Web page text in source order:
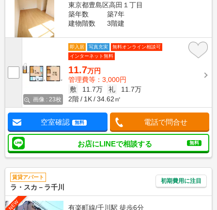
東京都豊島区高田１丁目
築年数
築7年
建物階数
3階建
画像 : 23枚
即入居 写真充実
無料オンライン相談可
インターネット無料
11.7万円
管理費等：3,000円
敷
11.7万 礼
11.7万
2階
1K 34.62㎡
空室確認 無料 電話で問合せ
お店にLINEで相談する 無料
賃貸アパート
ラ・スカ－ラ千川
初期費用に注目
NEW
有楽町線/千川駅 徒歩6分